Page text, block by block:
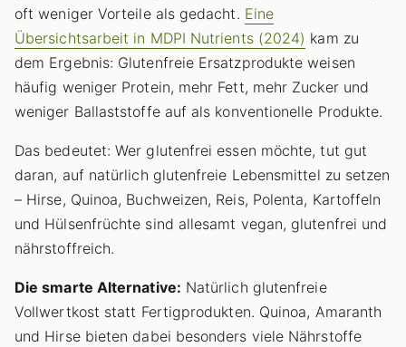
oft weniger Vorteile als gedacht. Eine
Übersichtsarbeit in MDPI Nutrients (2024) kam zu
dem Ergebnis: Glutenfreie Ersatzprodukte weisen
häufig weniger Protein, mehr Fett, mehr Zucker und
weniger Ballaststoffe auf als konventionelle Produkte.
Das bedeutet: Wer glutenfrei essen möchte, tut gut
daran, auf natürlich glutenfreie Lebensmittel zu setzen
– Hirse, Quinoa, Buchweizen, Reis, Polenta, Kartoffeln
und Hülsenfrüchte sind allesamt vegan, glutenfrei und
nährstoffreich.
Die smarte Alternative: Natürlich glutenfreie
Vollwertkost statt Fertigprodukten. Quinoa, Amaranth
und Hirse bieten dabei besonders viele Nährstoffe